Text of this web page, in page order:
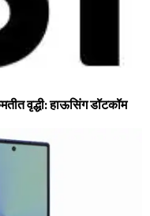
वृद्धी: हाऊसिंग डॉटकॉम